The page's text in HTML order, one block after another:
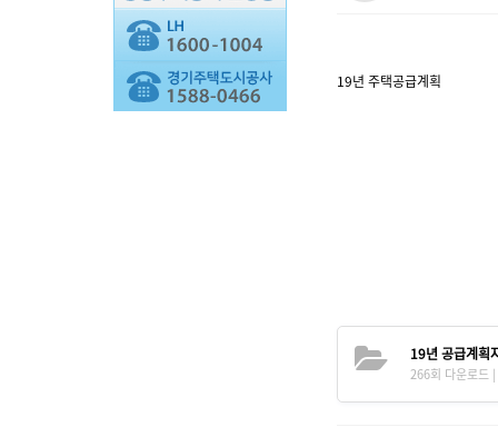
19년 주택공급계획
19년 공급계획
266회 다운로드